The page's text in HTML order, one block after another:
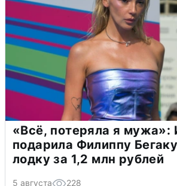
«Всё, потеряла я мужа»:
подарила Филиппу
лодку за 1,2 млн рублей
5 августа 228